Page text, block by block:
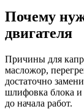
Почему
двигателя
Причины для
масложор,
достаточно
шлифовка блока
до начала работ.